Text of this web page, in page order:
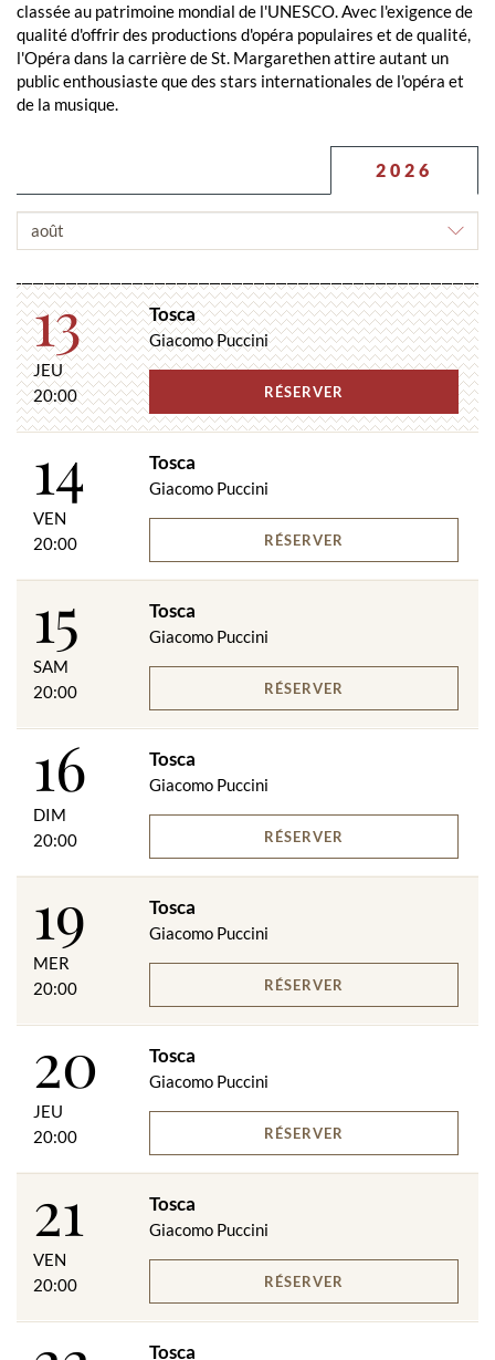
classée au patrimoine mondial de l'UNESCO. Avec l'exigence de
qualité d'offrir des productions d'opéra populaires et de qualité,
l'Opéra dans la carrière de St. Margarethen attire autant un
public enthousiaste que des stars internationales de l'opéra et
de la musique.
naturelle d'Europe. Grâce à son acoustique et à son atmosphère
de 7000 m2 garantit un plaisir de concert inoubliable.
2026
CHOISIR
LE
13
JEU
20:00
Tosca
Giacomo Puccini
RÉSERVER
14
VEN
20:00
Tosca
Giacomo Puccini
RÉSERVER
15
SAM
20:00
Tosca
Giacomo Puccini
RÉSERVER
16
DIM
20:00
Tosca
Giacomo Puccini
RÉSERVER
19
MER
20:00
Tosca
Giacomo Puccini
RÉSERVER
20
JEU
20:00
Tosca
Giacomo Puccini
RÉSERVER
21
VEN
20:00
Tosca
Giacomo Puccini
RÉSERVER
Tosca